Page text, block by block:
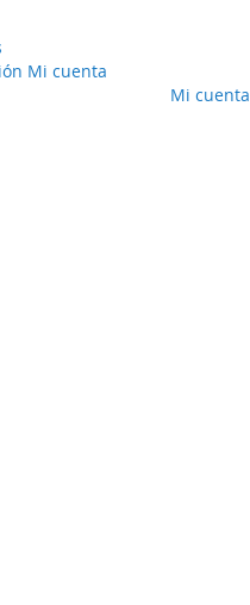
Mi cuenta
Mi cuenta